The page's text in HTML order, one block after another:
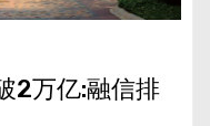
2万亿:融信排